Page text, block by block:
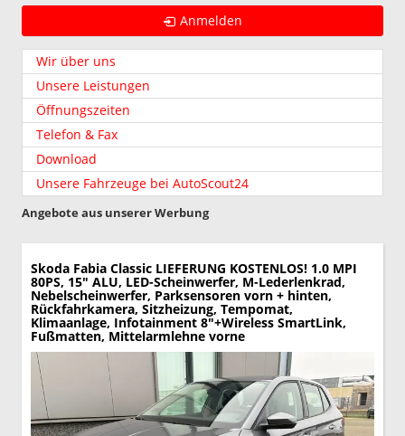
Anmelden
Wir über uns
Unsere Leistungen
Öffnungszeiten
Telefon & Fax
Download
Unsere Fahrzeuge bei AutoScout24
Angebote aus unserer Werbung
Skoda Fabia Classic LIEFERUNG KOSTENLOS! 1.0 MPI
80PS, 15" ALU, LED-Scheinwerfer, M-Lederlenkrad,
Nebelscheinwerfer, Parksensoren vorn + hinten,
Rückfahrkamera, Sitzheizung, Tempomat,
Klimaanlage, Infotainment 8"+Wireless SmartLink,
Fußmatten, Mittelarmlehne vorne